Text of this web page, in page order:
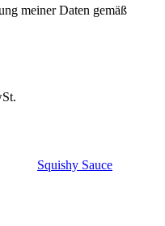
meiner Daten gemäß
Squishy Sauce